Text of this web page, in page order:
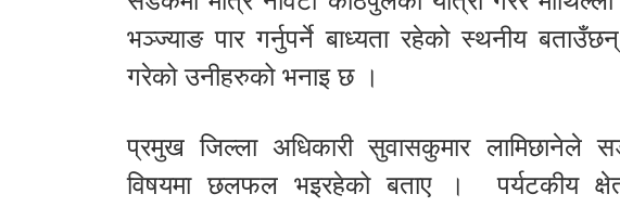
भञ्ज्याङ पार गर्नुपर्ने बाध्यता रहेको स्थनीय
गरेको उनीहरुको भनाइ छ ।
प्रमुख जिल्ला अधिकारी सुवासकुमार लामिछानेले
विषयमा छलफल भइरहेको बताए । पर्यटकीय